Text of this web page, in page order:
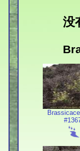
没